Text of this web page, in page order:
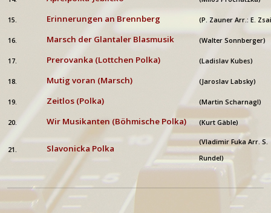
15. Erinnerungen an Brennberg (P. Zauner Arr.: E.
16. Marsch der Glantaler Blasmusik (Walter Sonnberger)
17. Prerovanka (Lottchen Polka) (Ladislav Kubes)
18. Mutig voran (Marsch) (Jaroslav Labsky)
19. Zeitlos (Polka) (Martin Scharnagl)
20. Wir Musikanten (Böhmische Polka) (Kurt Gäble)
21. Slavonicka Polka
(Vladimir Fuka Arr. S.
Rundel)